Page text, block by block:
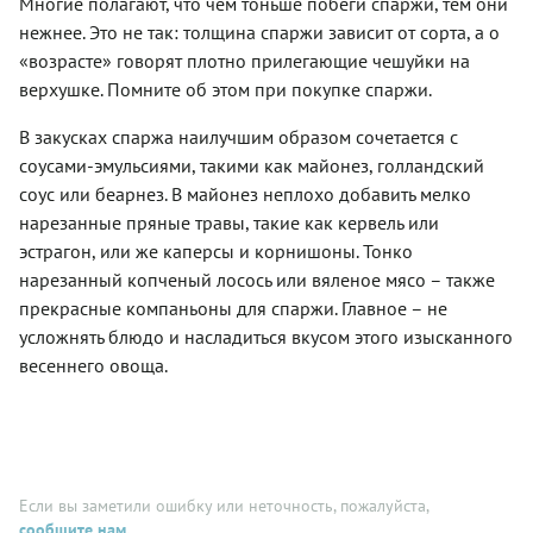
и ярким
ароматом
петрушки.
Такое
отварная
домашний
тартар и
пармезановые
легко
превратит
обычный
ужин в
маленький
легкий
ужин для
или
эффектное
праздничного
Готовится
спаржа с
лососем
четверть
часа, а
съедается
быстрее.
узнать,
как
закуску
час?
Скорее
же
рецепту!
как
только в
магазинах
свежие
побеги. В
целом,
замороженная
спаржа
тоже
подходит
для этой
простой,
но
красивой
Свежая
Оказывается,
оно было
европейской
Темпура
впервые
в XVI
веке в
миссионерам.
Изначально
произошло
нежнее. Это не так: толщина спаржи зависит от сорта, а о
«возрасте» говорят плотно прилегающие чешуйки на
верхушке. Помните об этом при покупке спаржи.
В закусках спаржа наилучшим образом сочетается с
соусами-эмульсиями, такими как майонез, голландский
соус или беарнез. В майонез неплохо добавить мелко
нарезанные пряные травы, такие как кервель или
эстрагон, или же каперсы и корнишоны. Тонко
нарезанный копченый лосось или вяленое мясо – также
прекрасные компаньоны для спаржи. Главное – не
усложнять блюдо и насладиться вкусом этого изысканного
весеннего овоща.
Если вы заметили ошибку или неточность, пожалуйста,